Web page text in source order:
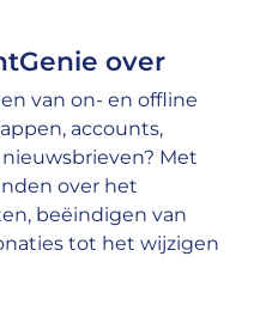
over
van on- en offline
accounts,
Met
over het
beëindigen van
tot het wijzigen